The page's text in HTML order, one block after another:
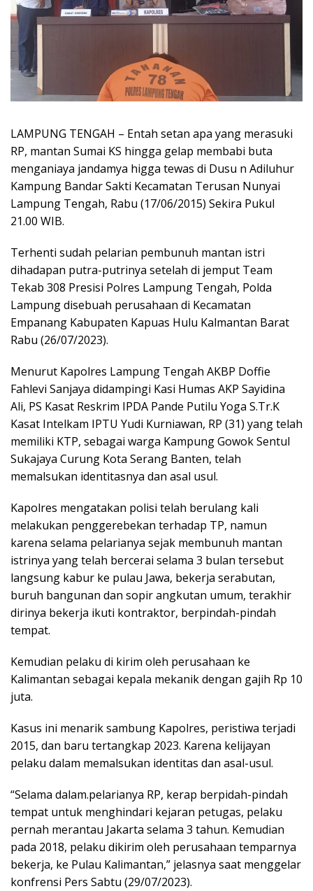
LAMPUNG TENGAH – Entah setan apa yang merasuki
RP, mantan Sumai KS hingga gelap membabi buta
menganiaya jandamya higga tewas di Dusu n Adiluhur
Kampung Bandar Sakti Kecamatan Terusan Nunyai
Lampung Tengah, Rabu (17/06/2015) Sekira Pukul
21.00 WIB.
Terhenti sudah pelarian pembunuh mantan istri
dihadapan putra-putrinya setelah di jemput Team
Tekab 308 Presisi Polres Lampung Tengah, Polda
Lampung disebuah perusahaan di Kecamatan
Empanang Kabupaten Kapuas Hulu Kalmantan Barat
Rabu (26/07/2023).
Menurut Kapolres Lampung Tengah AKBP Doffie
Fahlevi Sanjaya didampingi Kasi Humas AKP Sayidina
Ali, PS Kasat Reskrim IPDA Pande Putilu Yoga S.Tr.K
Kasat Intelkam IPTU Yudi Kurniawan, RP (31) yang telah
memiliki KTP, sebagai warga Kampung Gowok Sentul
Sukajaya Curung Kota Serang Banten, telah
memalsukan identitasnya dan asal usul.
Kapolres mengatakan polisi telah berulang kali
melakukan penggerebekan terhadap TP, namun
karena selama pelarianya sejak membunuh mantan
istrinya yang telah bercerai selama 3 bulan tersebut
langsung kabur ke pulau Jawa, bekerja serabutan,
buruh bangunan dan sopir angkutan umum, terakhir
dirinya bekerja ikuti kontraktor, berpindah-pindah
tempat.
Kemudian pelaku di kirim oleh perusahaan ke
Kalimantan sebagai kepala mekanik dengan gajih Rp 10
juta.
Kasus ini menarik sambung Kapolres, peristiwa terjadi
2015, dan baru tertangkap 2023. Karena kelijayan
pelaku dalam memalsukan identitas dan asal-usul.
“Selama dalam.pelarianya RP, kerap berpidah-pindah
tempat untuk menghindari kejaran petugas, pelaku
pernah merantau Jakarta selama 3 tahun. Kemudian
pada 2018, pelaku dikirim oleh perusahaan temparnya
bekerja, ke Pulau Kalimantan,” jelasnya saat menggelar
konfrensi Pers Sabtu (29/07/2023).